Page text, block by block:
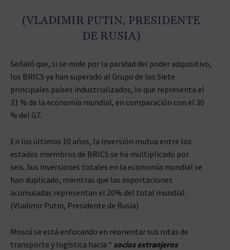
(VLADIMIR PUTIN, PRESIDENTE
DE RUSIA)
Señaló que, si se mide por la paridad del poder adquisitivo,
los BRICS ya han superado al Grupo de los Siete
principales países industrializados, lo que representa el
31 % de la economía mundial, en comparación con el 30
% del G7.
En los últimos 10 años, la inversión mutua entre los
estados miembros de BRICS se ha multiplicado por
seis. Sus inversiones totales en la economía mundial se
han duplicado, mientras que las exportaciones
acumuladas representan el 20% del total mundial.
(Vladimir Putin, Presidente de Rusia)
Moscú se está enfocando en reorientar sus rutas de
transporte y logística hacia “ socios extranjeros